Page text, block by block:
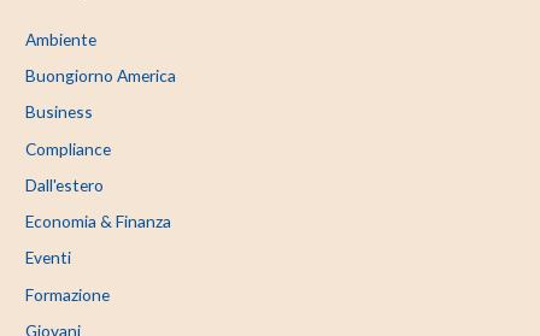
Ambiente
Buongiorno America
Business
Compliance
Dall'estero
Economia & Finanza
Eventi
Formazione
Giovani